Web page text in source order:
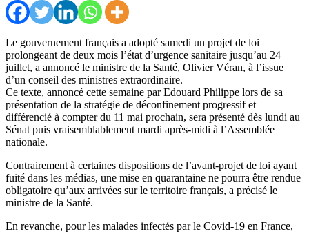
Le gouvernement français a adopté samedi un projet de loi
prolongeant de deux mois l’état d’urgence sanitaire jusqu’au 24
juillet, a annoncé le ministre de la Santé, Olivier Véran, à l’issue
d’un conseil des ministres extraordinaire.
Ce texte, annoncé cette semaine par Edouard Philippe lors de sa
présentation de la stratégie de déconfinement progressif et
différencié à compter du 11 mai prochain, sera présenté dès lundi au
Sénat puis vraisemblablement mardi après-midi à l’Assemblée
nationale.
Contrairement à certaines dispositions de l’avant-projet de loi ayant
fuité dans les médias, une mise en quarantaine ne pourra être rendue
obligatoire qu’aux arrivées sur le territoire français, a précisé le
ministre de la Santé.
En revanche, pour les malades infectés par le Covid-19 en France,